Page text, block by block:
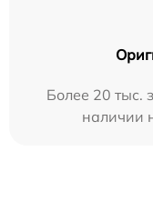
Более 20 тыс.
наличии